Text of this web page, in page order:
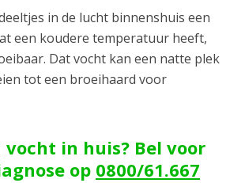
in de lucht binnenshuis een
een koudere temperatuur heeft,
Dat vocht kan een natte plek
tot een broeihaard voor
vocht in huis? Bel voor
op 0800/61.667